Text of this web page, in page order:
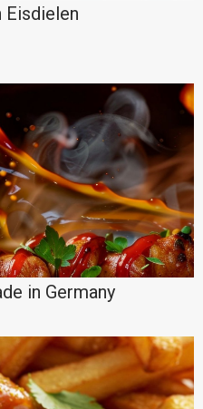
Eisdielen
in Germany